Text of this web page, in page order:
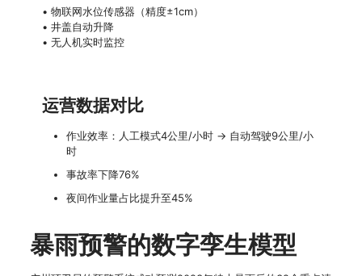
• 物联网水位传感器（精度±1cm）
• 井盖自动升降
• 无人机实时监控
运营数据对比
作业效率：人工模式4公里/小时 → 自动驾驶9公里/小
时
事故率下降76%
夜间作业量占比提升至45%
暴雨预警的数字孪生模型